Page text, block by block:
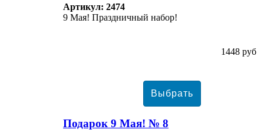
Артикул: 2474
9 Мая! Праздничный набор!
1448 руб
Подарок 9 Мая! № 8